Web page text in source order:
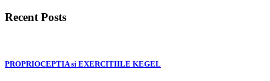
Recent Posts
PROPRIOCEPTIA si EXERCITIILE KEGEL